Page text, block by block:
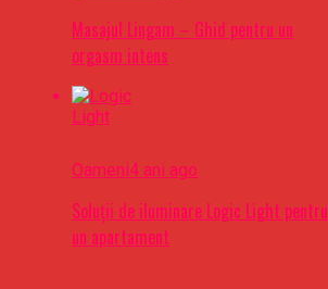
Masajul Lingam – Ghid pentru un
orgasm intens
Oameni4 ani ago
Soluții de iluminare Logic Light pentru
un apartament